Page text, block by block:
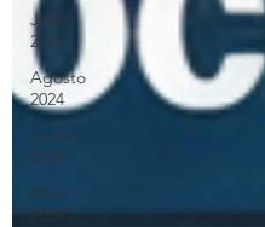
Julho
2024
Agosto
2024
Junho
2024
Maio
2024